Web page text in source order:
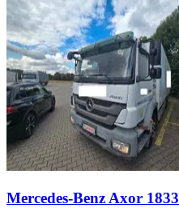
Mercedes-Benz Axor 1833